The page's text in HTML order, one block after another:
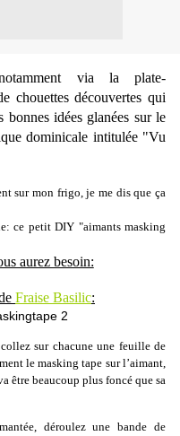
via la plate-
chouettes découvertes qui
bonnes idées glanées sur le
dominicale intitulée "Vu
sur mon frigo, je me dis que ça
ce petit DIY "aimants masking
aurez besoin:
Fraise Basilic:
sur chacune une feuille de
le masking tape sur l’aimant,
être beaucoup plus foncé que sa
déroulez une bande de